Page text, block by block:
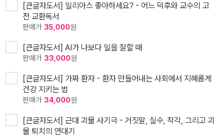
[큰글자도서] 일리아스 좋아하세요? - 어느 덕후와 교수의 고
전 교환독서
판매가 35,000원
[큰글자도서] AI가 나보다 일을 잘할 때
판매가 33,000원
[큰글자도서] 가짜 환자 - 환자 만들어내는 사회에서 지혜롭게
건강 지키는 법
판매가 34,000원
[큰글자도서] 근대 괴물 사기극 - 거짓말, 실수, 착각, 그리고 괴
물 퇴치의 연대기